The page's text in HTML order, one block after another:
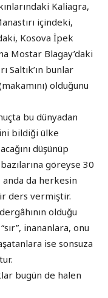
Kaliagra,
içindeki,
Kosova İpek
Mostar Blagay’daki
Saltık’ın bunlar
olduğunu
bu dünyadan
bildiği ülke
düşünüp
göreyse 30
anda da herkesin
ders vermiştir.
olduğu
inananlara, onu
ise sonsuza
bugün de halen